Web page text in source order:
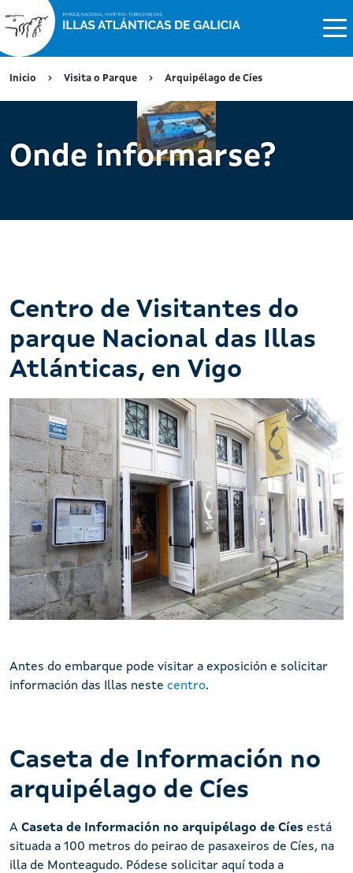
Inicio Visita o Parque Arquipélago de Cíes
Onde informarse?
Centro de Visitantes do
parque Nacional das Illas
Atlánticas, en Vigo
Antes do embarque pode visitar a exposición e solicitar
información das Illas neste centro.
Caseta de Información no
arquipélago de Cíes
A Caseta de Información no arquipélago de Cíes está
situada a 100 metros do peirao de pasaxeiros de Cíes, na
illa de Monteagudo. Pódese solicitar aquí toda a